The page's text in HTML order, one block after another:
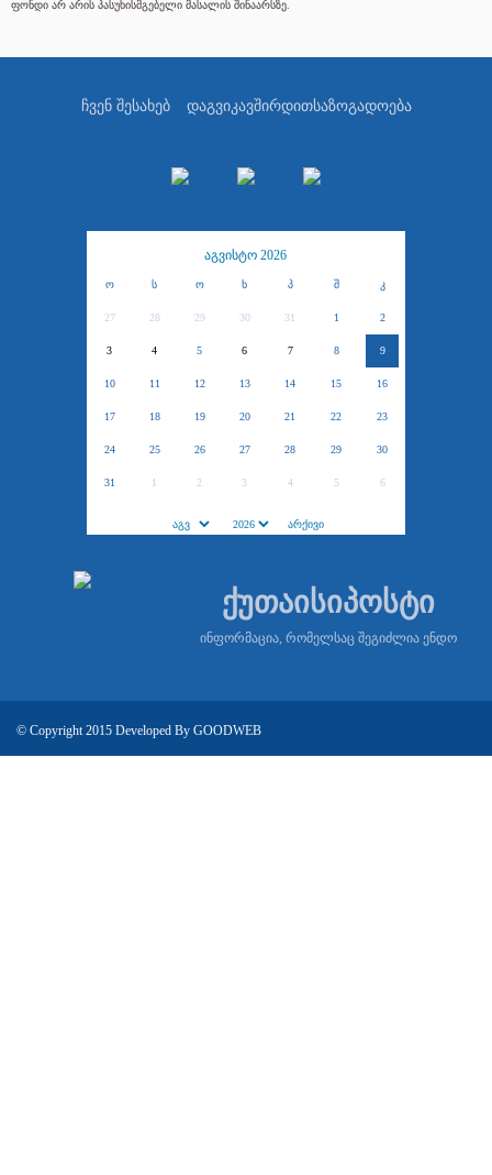
ფონდი არ არის პასუხისმგებელი მასალის შინაარსზე.
ჩვენ შესახებ დაგვიკავშირდითსაზოგადოება
აგვისტო 2026
ო ს ო ხ პ შ კ
27 28 29 30 31 1 2
3 4 5 6 7 8 9
10 11 12 13 14 15 16
17 18 19 20 21 22 23
24 25 26 27 28 29 30
31 1 2 3 4 5 6
ქუთაისიპოსტი
ინფორმაცია, რომელსაც შეგიძლია ენდო
© Copyright 2015 Developed By GOODWEB